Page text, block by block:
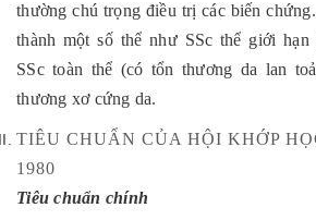
thường chú trọng điều trị các biến
thành một số thể như SSc thể giới
SSc toàn thể (có tổn thương da lan
thương xơ cứng da.
TIÊU CHUẨN CỦA HỘI KHỚP
1980
Tiêu chuẩn chính